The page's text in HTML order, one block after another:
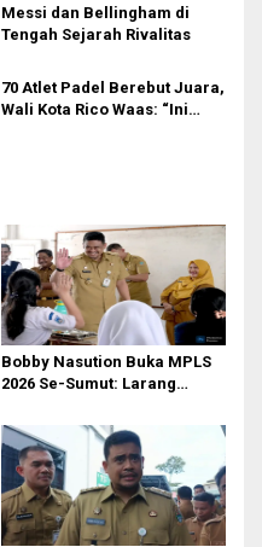
Kadisdik Awasi Ketat!
Messi dan Bellingham di
Tengah Sejarah Rivalitas
70 Atlet Padel Berebut Juara,
Wali Kota Rico Waas: “Ini
Bobby Nasution Buka MPLS
2026 Se-Sumut: Larang
Hormati Guru dan Orang Tua